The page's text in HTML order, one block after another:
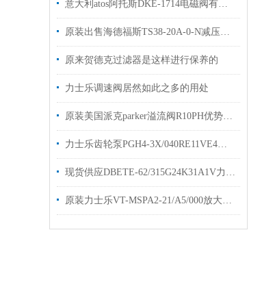
意大利atos阿托斯DKE-1714电磁阀有库存欢迎换购
原装出售海德福斯TS38-20A-0-N减压阀HYDRAFORCE
原来贺德克过滤器是这样进行保养的
力士乐调速阀居然如此之多的用处
原装美国派克parker溢流阀R10PH优势出售
力士乐齿轮泵PGH4-3X/040RE11VE4定量泵样本优势出售
现货供应DBETE-62/315G24K31A1V力士乐溢流阀
原装力士乐VT-MSPA2-21/A5/000放大器库存选购